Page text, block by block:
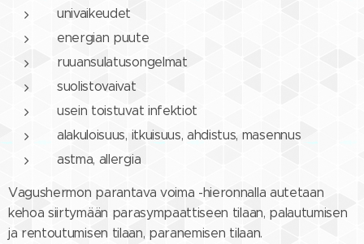
univaikeudet
energian puute
ruuansulatusongelmat
suolistovaivat
usein toistuvat infektiot
alakuloisuus, itkuisuus, ahdistus, masennus
astma, allergia
Vagushermon parantava voima -hieronnalla autetaan
kehoa siirtymään parasympaattiseen tilaan, palautumisen
ja rentoutumisen tilaan, paranemisen tilaan.